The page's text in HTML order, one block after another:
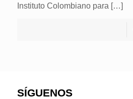
Instituto Colombiano para […]
SÍGUENOS